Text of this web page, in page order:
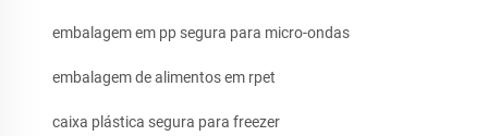
embalagem em pp segura para micro-ondas
embalagem de alimentos em rpet
caixa plástica segura para freezer